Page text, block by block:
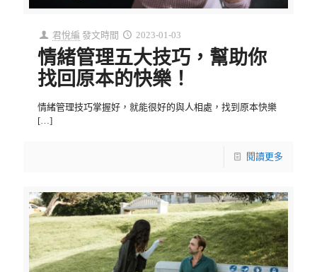
君悅編 發文時間 2023-01-03
情緒管理五大技巧，幫助你
找回原本的快樂！
情緒管理技巧掌握好，就能很好的與人相處，找到原本快樂
[…]
閱讀更多